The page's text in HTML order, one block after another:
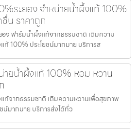
ระยอง จำหน่ายน้ำผึ้งแท้ 100%
น ราคาถูก
ง ฟาร์มน้ำผึ้งแท้จากธรรมชาติ เติมความ
ท้ 100% ประโยชน์มากมาย บริการส
ยน้ำผึ้งแท้ 100% หอม หวาน
จากธรรมชาติ เติมความหวานเพื่อสุขภาพ
น์มากมาย บริการส่งได้ทั่ว